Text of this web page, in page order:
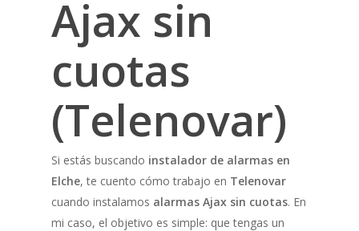
Ajax sin
cuotas
(Telenovar)
Si estás buscando instalador de alarmas en
Elche, te cuento cómo trabajo en Telenovar
cuando instalamos alarmas Ajax sin cuotas. En
mi caso, el objetivo es simple: que tengas un